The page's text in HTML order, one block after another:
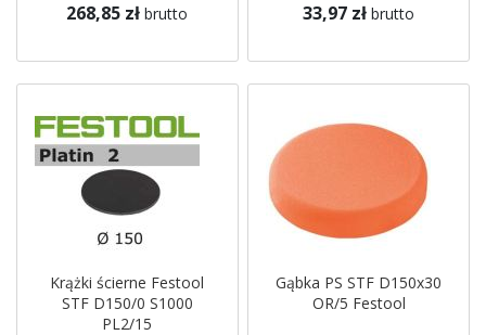
268,85 zł brutto 33,97 zł brutto
Krążki ścierne Festool
STF D150/0 S1000
PL2/15
Gąbka PS STF D150x30
OR/5 Festool